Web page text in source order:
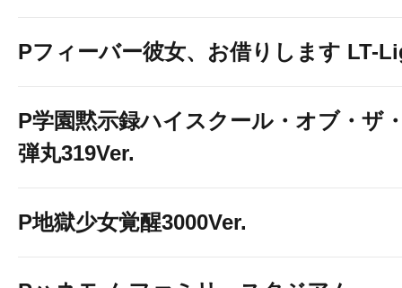
Pフィーバー彼女、お借りします LT-
P学園黙示録ハイスクール・オブ・ザ
弾丸319Ver.
P地獄少女覚醒3000Ver.